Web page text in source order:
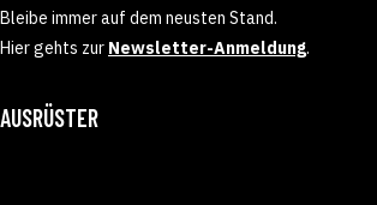
Bleibe immer auf dem neusten Stand.
Hier gehts zur Newsletter-Anmeldung.
AUSRÜSTER